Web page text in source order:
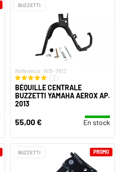
BUZZETTI
Référence: WB-7812
1
BÉQUILLE CENTRALE
BUZZETTI YAMAHA AEROX AP.
2013
55,00 € En stock
BUZZETTI PROMO